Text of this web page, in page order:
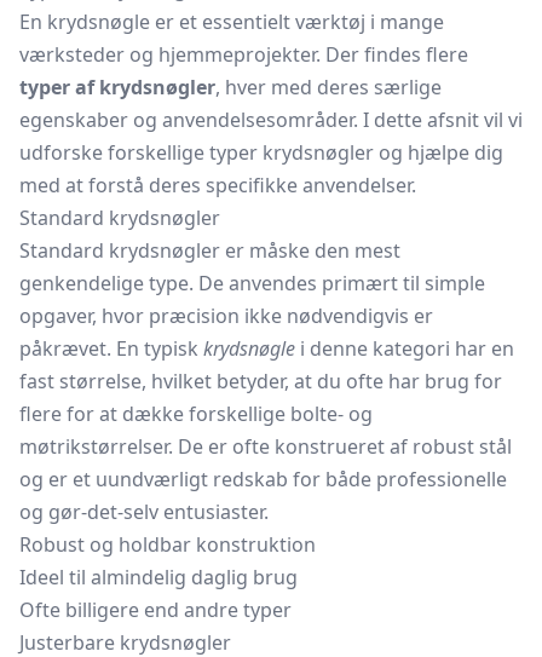
En krydsnøgle er et essentielt værktøj i mange
værksteder og hjemmeprojekter. Der findes flere
typer af krydsnøgler, hver med deres særlige
egenskaber og anvendelsesområder. I dette afsnit vil vi
udforske forskellige typer krydsnøgler og hjælpe dig
med at forstå deres specifikke anvendelser.
Standard krydsnøgler
Standard krydsnøgler er måske den mest
genkendelige type. De anvendes primært til simple
opgaver, hvor præcision ikke nødvendigvis er
påkrævet. En typisk krydsnøgle i denne kategori har en
fast størrelse, hvilket betyder, at du ofte har brug for
flere for at dække forskellige bolte- og
møtrikstørrelser. De er ofte konstrueret af robust stål
og er et uundværligt redskab for både professionelle
og gør-det-selv entusiaster.
Robust og holdbar konstruktion
Ideel til almindelig daglig brug
Ofte billigere end andre typer
Justerbare krydsnøgler